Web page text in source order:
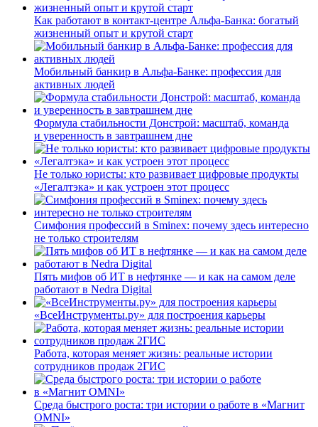
Как работают в контакт-центре Альфа-Банка: богатый
жизненный опыт и крутой старт
Мобильный банкир в Альфа-Банке: профессия для
активных людей
Формула стабильности Донстрой: масштаб, команда
и уверенность в завтрашнем дне
Не только юристы: кто развивает цифровые продукты
«Легалтэка» и как устроен этот процесс
Симфония профессий в Sminex: почему здесь интересно
не только строителям
Пять мифов об ИТ в нефтянке — и как на самом деле
работают в Nedra Digital
«ВсеИнструменты.ру» для построения карьеры
Работа, которая меняет жизнь: реальные истории
сотрудников продаж 2ГИС
Среда быстрого роста: три истории о работе в «Магнит
OMNI»